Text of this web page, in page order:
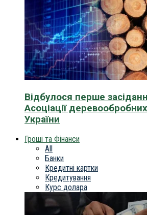
Відбулося перше
Асоціації
України
Гроші та Фінанси
All
Банки
Кредитні картки
Кредитування
Курс долара